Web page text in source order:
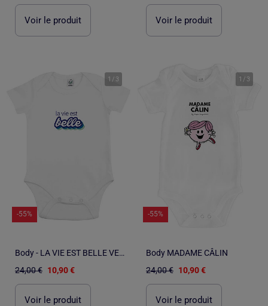
Voir le produit Voir le produit
1 / 3
-55%
Body - LA VIE EST BELLE VERT
24,00 € 10,90 €
Voir le produit
1 / 3
-55%
Body MADAME CÂLIN
24,00 € 10,90 €
Voir le produit